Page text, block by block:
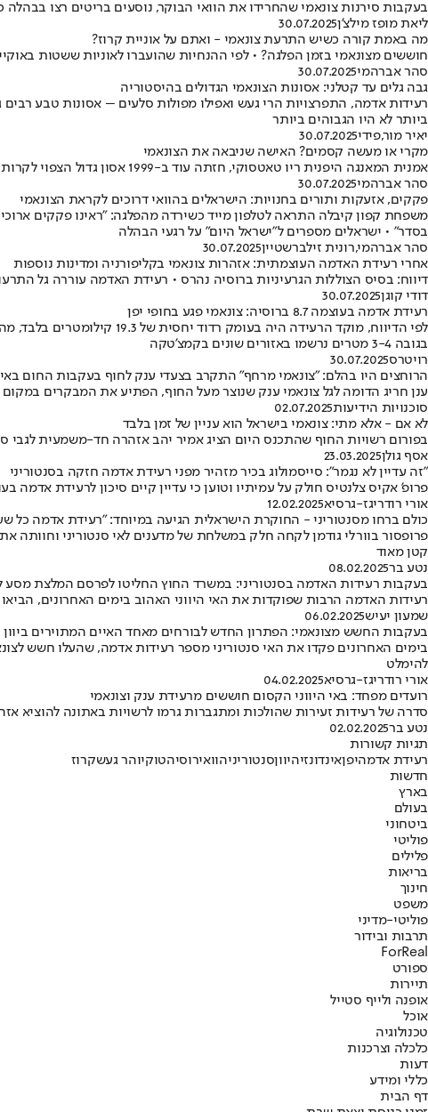
בעקבות סירנות צונאמי שהחרידו את הוואי הבוקר, נוסעים בריטים רצו
ליאת מופז מילצ'ן30.07.2025
מה באמת קורה כשיש התרעת צונאמי - ואתם על אוניית קרוז?
חוששים מצונאמי בזמן הפלגה? • לפי ההנחיות שהועברו לאוניות ששטות
סהר אברהמי30.07.2025
גבה גלים עד קטלני: אסונות הצונאמי הגדולים בהיסטוריה
רעידות אדמה, התפרצויות הרי געש ואפילו מפולות סלעים – אסונות טבע רבים
ביותר לא היו הגבוהים ביותר
יאיר מור,פידי30.07.2025
מקרי או מעשה קסמים? האישה שניבאה את הצונאמי
אמנית המאנגה היפנית ריו טאטסוקי, חזתה עוד ב-1999 אסון גדול הצפוי לקרות ביולי 2025, עם תיאורים על "מים רותחים" באוקיינוס
סהר אברהמי30.07.2025
פקקים, אזעקות ותורים בחנויות: הישראלים בהוואי דרוכים לקראת הצונאמי
משפחת קפון קיבלה התראה לטלפון מייד כשירדה מהפלגה: "ראינו פקקים
בסדר" • ישראלים מספרים ל"ישראל היום" על רגעי הבהלה
סהר אברהמי,רונית זילברשטיין30.07.2025
אחרי רעידת האדמה העוצמתית: אזהרות צונאמי בקליפורניה ומדינות נוספות
דיווח: בסיס הצוללות הגרעיניות ברוסיה נהרס • רעידת האדמה עוררה גל
דודי קוגן30.07.2025
רעידת אדמה בעוצמה 8.7 ברוסיה: צונאמי פגע בחופי יפן
לפי הדיווח, מוקד הרעידה
בגובה 3-4 מטרים נרשמו באזורים שונים בקמצ'טקה
רויטרס30.07.2025
הרוחצים היו בהלם: "צונאמי מרחף" התקרב בצעדי ענק לחוף בעקבות החום
ענן חריג הדומה לגל צונאמי ענק שנוצר מעל החוף, הפתיע את המבקרים
סוכנויות הידיעות02.07.2025
לא אם - אלא מתי: צונאמי בישראל הוא עניין של זמן בלבד
בפורום רשויות החוף שהתכנס היום הציג אמיר יהב אזהרה חד-משמעית לגבי
אסף גולן23.03.2025
"זה עדיין לא נגמר": סייסמולוג בכיר מזהיר מפני רעידת אדמה חזקה בסנטוריני
פרופ' אקיס צלנטיס חולק על עמיתיו וטוען כי עדיין קיים סיכון לרעידת אדמה בעוצמה של 6 בסולם ריכטר באי היווני • "יש גם סיכוי קטן לרעידה חזקה יותר, אולם
אורי רודריגז-גרסיא12.02.2025
כולם ברחו מסנטוריני - החוקרת הישראלית הגיעה במיוחד: ״רעידת אדמה כל
פרופסור בוורלי גודמן לקחה חלק במשלחת של מדענים לאי סנטוריני
קטן מאוד
נטע בר08.02.2025
בעקבות רעידות האדמה בסנטוריני: במשרד החוץ החליטו לפרסם המלצת מסע
רעידות האדמה הרבות שפוקדות את האי היווני האהוב בימים האחרונים,
שמעון יעיש06.02.2025
בעקבות החשש מצונאמי: הפתרון החדש לבורחים מאחד האיים המתוירים ביוון
בימים האחרונים פקדו את האי סנטוריני מספר רעידות אדמה, שהעלו חשש
להימלט
אורי רודריגז-גרסיא04.02.2025
רועדים מפחד: באי היווני הקסום חוששים מרעידת ענק וצונאמי
סדרה של רעידות זעירות שהולכות ומתגברות גרמו לרשויות באתונה להוציא
נטע בר02.02.2025
תגיות קשורות
רעידת אדמהיפןאינדונזיהיווןסנטוריניהוואירוסיהטוקיוהר געשקרוז
חדשות
בארץ
בעולם
ביטחוני
פוליטי
פלילים
בריאות
חינוך
משפט
פוליטי-מדיני
תרבות ובידור
ForReal
ספורט
תיירות
אופנה ולייף סטייל
אוכל
טכנולוגיה
כלכלה וצרכנות
דעות
כללי ומידע
דף הבית